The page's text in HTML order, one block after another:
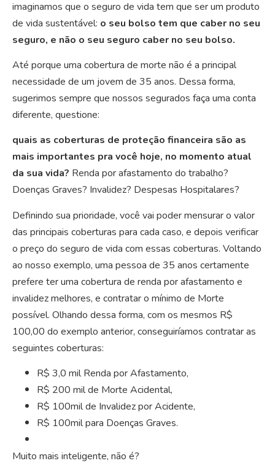
imaginamos que o seguro de vida tem que ser um produto
de vida sustentável: o seu bolso tem que caber no seu
seguro, e não o seu seguro caber no seu bolso.
Até porque uma cobertura de morte não é a principal
necessidade de um jovem de 35 anos. Dessa forma,
sugerimos sempre que nossos segurados faça uma conta
diferente, questione:
quais as coberturas de proteção financeira são as
mais importantes pra você hoje, no momento atual
da sua vida? Renda por afastamento do trabalho?
Doenças Graves? Invalidez? Despesas Hospitalares?
Definindo sua prioridade, você vai poder mensurar o valor
das principais coberturas para cada caso, e depois verificar
o preço do seguro de vida com essas coberturas. Voltando
ao nosso exemplo, uma pessoa de 35 anos certamente
prefere ter uma cobertura de renda por afastamento e
invalidez melhores, e contratar o mínimo de Morte
possível. Olhando dessa forma, com os mesmos R$
100,00 do exemplo anterior, conseguiríamos contratar as
seguintes coberturas:
R$ 3,0 mil Renda por Afastamento,
R$ 200 mil de Morte Acidental,
R$ 100mil de Invalidez por Acidente,
R$ 100mil para Doenças Graves.
Muito mais inteligente, não é?